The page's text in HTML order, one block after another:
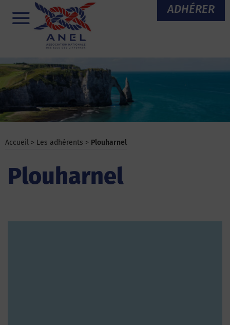
ADHÉRER
Menu
Accueil > Les adhérents > Plouharnel
Plouharnel